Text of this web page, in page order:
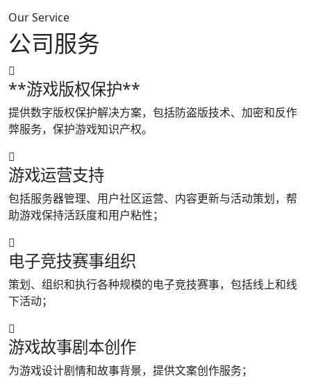
Our Service
公司服务
**游戏版权保护**
提供数字版权保护解决方案，包括防盗版技术、加密和反作
弊服务，保护游戏知识产权。
游戏运营支持
包括服务器管理、用户社区运营、内容更新与活动策划，帮
助游戏保持活跃度和用户粘性；
电子竞技赛事组织
策划、组织和执行各种规模的电子竞技赛事，包括线上和线
下活动；
游戏故事剧本创作
为游戏设计剧情和故事背景，提供文案创作服务；